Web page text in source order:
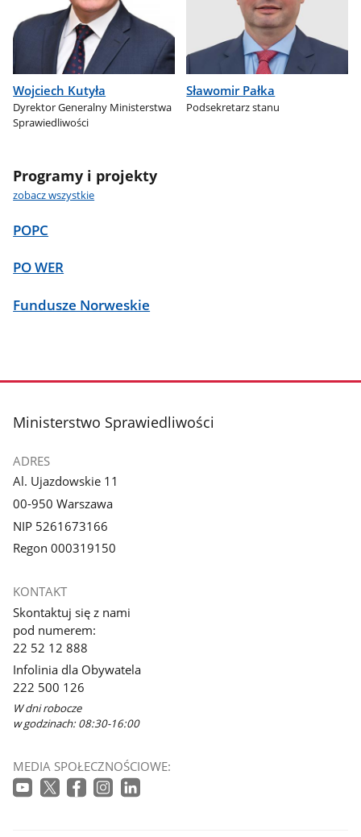
Wojciech Kutyła
Dyrektor Generalny Ministerstwa
Sprawiedliwości
Sławomir Pałka
Podsekretarz stanu
Programy i projekty
zobacz wszystkie
POPC
PO WER
Fundusze Norweskie
stopka
Ministerstwo Sprawiedliwości
ADRES
Al. Ujazdowskie 11
00-950 Warszawa
NIP 5261673166
Regon 000319150
KONTAKT
Skontaktuj się z nami
pod numerem:
22 52 12 888
Infolinia dla Obywatela
222 500 126
W dni robocze
w godzinach: 08:30-16:00
MEDIA SPOŁECZNOŚCIOWE: